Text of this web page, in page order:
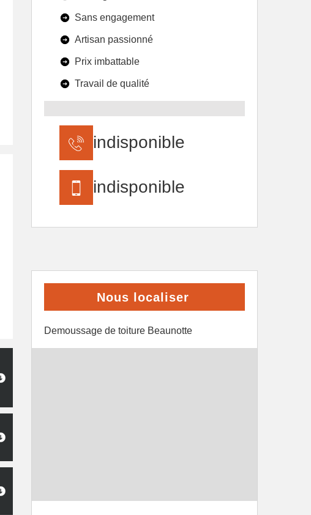
Sans engagement
Artisan passionné
Prix imbattable
Travail de qualité
indisponible
indisponible
Nous localiser
Demoussage de toiture Beaunotte